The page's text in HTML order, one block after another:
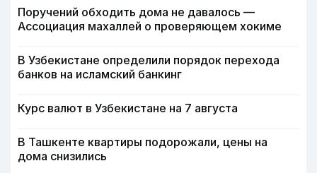
Поручений обходить дома не давалось —
Ассоциация махаллей о проверяющем хокиме
В Узбекистане определили порядок перехода
банков на исламский банкинг
Курс валют в Узбекистане на 7 августа
В Ташкенте квартиры подорожали, цены на
дома снизились